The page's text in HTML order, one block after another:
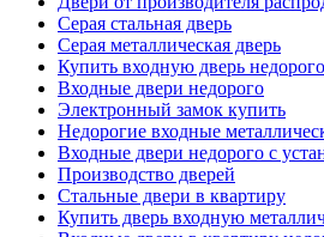
Серая стальная дверь
Серая металлическая дверь
Купить входную дверь недорого
Входные двери недорого
Электронный замок купить
Недорогие входные
Входные двери недорого с
Производство дверей
Стальные двери в квартиру
Купить дверь входную